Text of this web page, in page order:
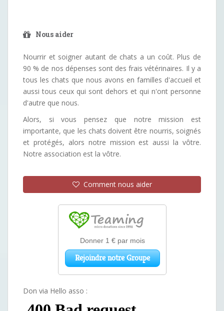
Nous aider
Nourrir et soigner autant de chats a un coût. Plus de
90 % de nos dépenses sont des frais vétérinaires. Il y a
tous les chats que nous avons en familles d'accueil et
aussi tous ceux qui sont dehors et qui n'ont personne
d'autre que nous.
Alors, si vous pensez que notre mission est
importante, que les chats doivent être nourris, soignés
et protégés, alors notre mission est aussi la vôtre.
Notre association est la vôtre.
Comment nous aider
Don via Hello asso :